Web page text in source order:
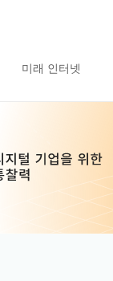
미래 인터넷